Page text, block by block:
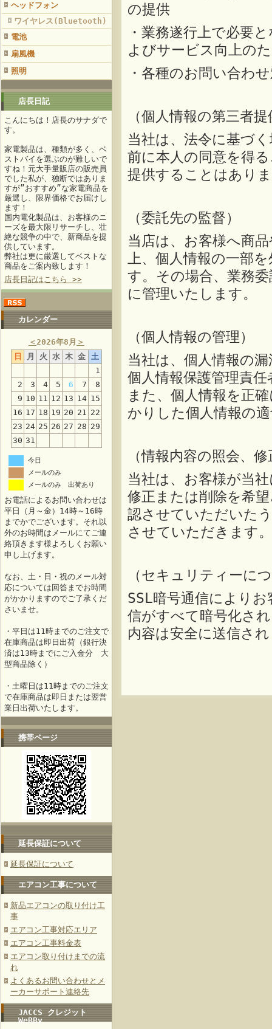
ヘッドフォン
ワイヤレス(Bluetooth)
電池
扇風機
照明
店長日記
こんにちは！店長のサナダで
す。
家電製品は、種類が多く、ベ
ストバイを選ぶのが難しいで
すね！元大手量販店の販売員
でした私が、独断ではありま
すが”おすすめ”な家電商品を
厳選し、限界価格でお届けし
ます！
国内電化製品は、お客様のニ
ーズを最大限リサーチし、壮
絶な競争の中で、新商品を提
供しています。
弊社は更に厳選してベストな
商品をご案内致します！
店長日記はこちら >>
カレンダー
＜2026年8月 ＞
日
月 火 水 木 金 土
1
2
3 4 5 6 7
8
9 10 11 12 13 14 15
16 17 18 19 20 21 22
23 24 25 26 27 28 29
30 31
今日
メールのみ
メールのみ 出荷あり
お電話によるお問い合わせは
平日（月～金）14時～16時
までかでございます。それ以
外のお時間はメールにてご連
絡頂きます様よろしくお願い
申し上げます。
なお、土・日・祝のメール対
応については回答までお時間
がかかりますのでご了承くだ
さいませ。
・平日は11時までのご注文で
在庫商品は即日出荷（銀行決
済は13時までにご入金分 大
型商品除く）
・土曜日は11時までのご注文
で在庫商品は即日または翌営
業日出荷いたします。
携帯ページ
延長保証について
延長保証について
エアコン工事について
新品エアコンの取り付け工
事
エアコン工事対応エリア
エアコン工事料金表
エアコン取り付けまでの流
れ
よくあるお問い合わせとメ
ーカーサポート連絡先
JACCS クレジット
WeBBy
の提供
・業務遂行上で必要
よびサービス向上の
・各種のお問い合わ
（個人情報の第三者
当社は、法令に基づ
前に本人の同意を得
提供することはあり
（委託先の監督）
当店は、お客様へ商
上、個人情報の一部
す。その場合、業務
に管理いたします。
（個人情報の管理）
当社は、個人情報の
個人情報保護管理責
また、個人情報を正
かりした個人情報の
（情報内容の照会、
当社は、お客様が当
修正または削除を希
認させていただいた
させていただきます。
（セキュリティーに
SSL暗号通信により
信がすべて暗号化さ
内容は安全に送信さ